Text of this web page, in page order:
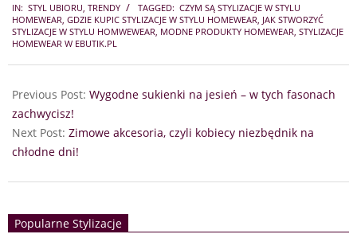
11-
02
IN: STYL UBIORU TRENDY TAGGED: CZYM SĄ STYLIZACJE W STYLU
HOMEWEAR GDZIE KUPIC STYLIZACJE W STYLU HOMEWEAR JAK STWORZYĆ
STYLIZACJE W STYLU HOMWEWEAR MODNE PRODUKTY HOMEWEAR STYLIZACJE
HOMEWEAR W EBUTIK.PL
Previous Post: Wygodne sukienki na jesień – w tych fasonach
zachwycisz!
Next Post: Zimowe akcesoria, czyli kobiecy niezbędnik na
chłodne dni!
Popularne Stylizacje